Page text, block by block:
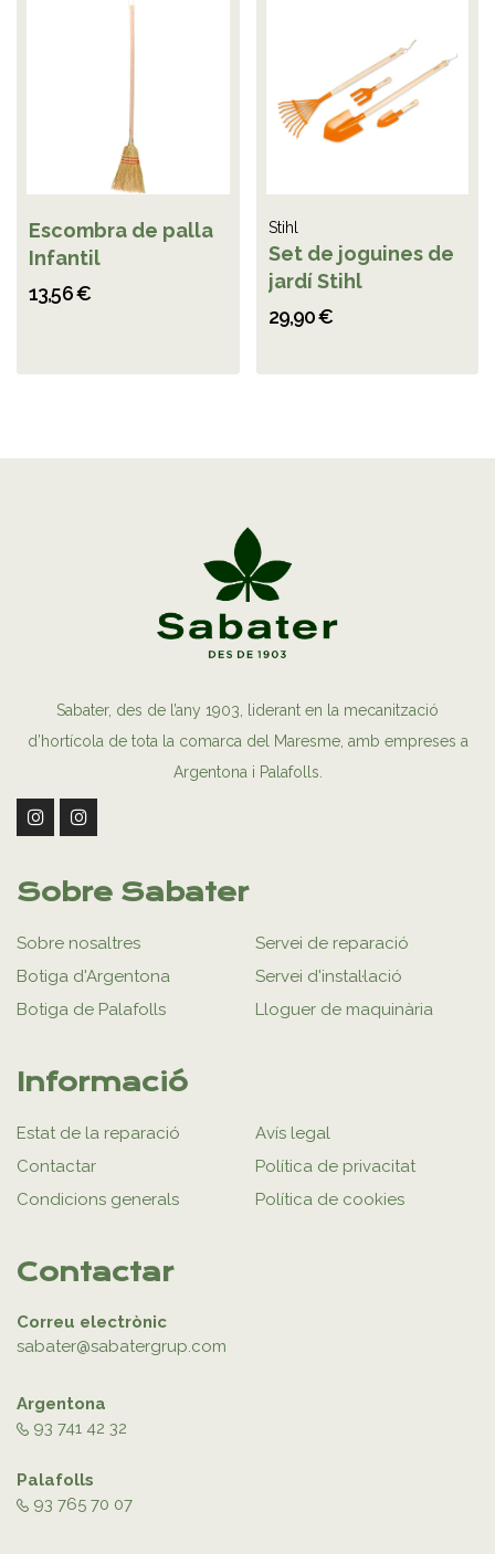
Escombra de palla
Infantil
13,56 €
Stihl
Set de joguines de
jardí Stihl
29,90 €
Sabater, des de l’any 1903, liderant en la mecanització
d’hortícola de tota la comarca del Maresme, amb empreses a
Argentona i Palafolls.
Sobre Sabater
Sobre nosaltres
Botiga d'Argentona
Botiga de Palafolls
Servei de reparació
Servei d'instal·lació
Lloguer de maquinària
Informació
Estat de la reparació
Contactar
Condicions generals
Avís legal
Política de privacitat
Política de cookies
Contactar
Correu electrònic
sabater@sabatergrup.com
Argentona
93 741 42 32
Palafolls
93 765 70 07